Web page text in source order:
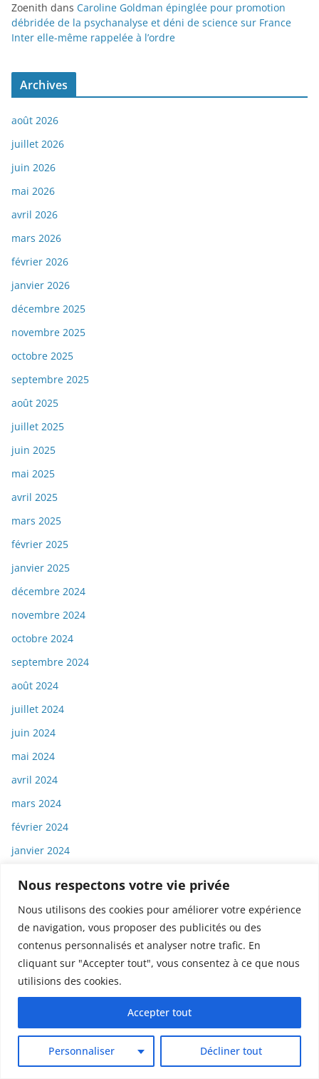
Nous respectons votre vie privée
Nous utilisons des cookies pour améliorer votre expérience
de navigation, vous proposer des publicités ou des
contenus personnalisés et analyser notre trafic. En
cliquant sur "Accepter tout", vous consentez à ce que nous
utilisions des cookies.
Personnaliser Décliner tout
Accepter tout
Zoenith dans Caroline Goldman épinglée pour promotion
débridée de la psychanalyse et déni de science sur France
Inter elle-même rappelée à l’ordre
Archives
août 2026
juillet 2026
juin 2026
mai 2026
avril 2026
mars 2026
février 2026
janvier 2026
décembre 2025
novembre 2025
octobre 2025
septembre 2025
août 2025
juillet 2025
juin 2025
mai 2025
avril 2025
mars 2025
février 2025
janvier 2025
décembre 2024
novembre 2024
octobre 2024
septembre 2024
août 2024
juillet 2024
juin 2024
mai 2024
avril 2024
mars 2024
février 2024
janvier 2024
octobre 2023
septembre 2023
août 2023
mai 2023
avril 2023